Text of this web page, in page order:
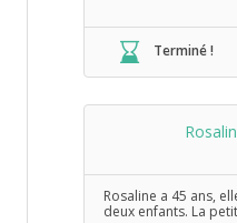
Terminé !
Rosaline a 45 ans,
deux enfants. La